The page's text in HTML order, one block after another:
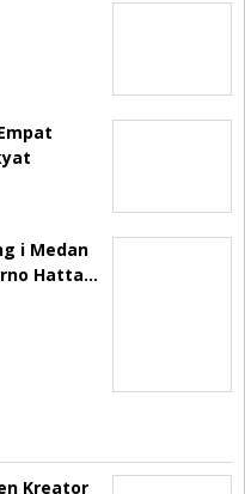
i Medan
Hatta…
Kreator